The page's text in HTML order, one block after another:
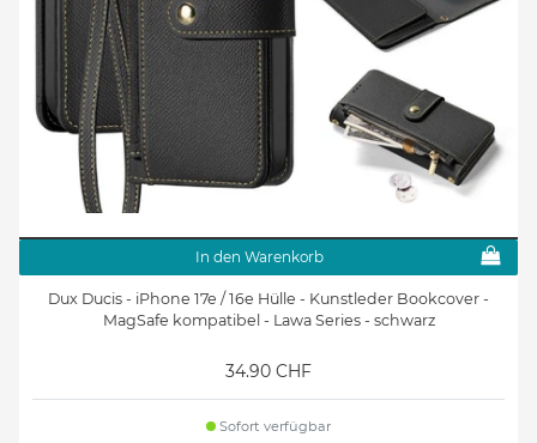
In den Warenkorb
Dux Ducis - iPhone 17e / 16e Hülle - Kunstleder Bookcover -
MagSafe kompatibel - Lawa Series - schwarz
34.90 CHF
Sofort verfügbar